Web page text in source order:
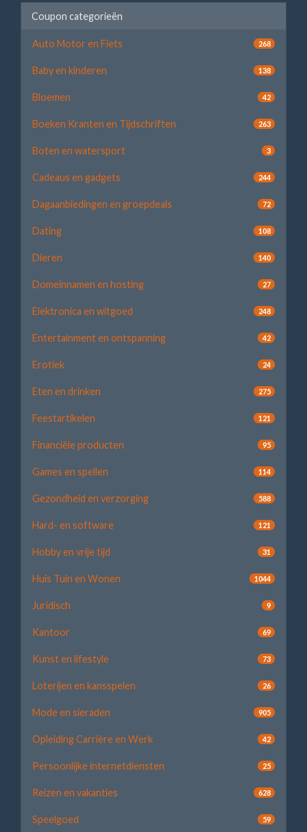
Coupon categorieën
Auto Motor en Fiets 268
Baby en kinderen 138
Bloemen 42
Boeken Kranten en Tijdschriften 263
Boten en watersport 3
Cadeaus en gadgets 244
Dagaanbiedingen en groepdeals 72
Dating 108
Dieren 140
Domeinnamen en hosting 27
Elektronica en witgoed 248
Entertainment en ontspanning 42
Erotiek 24
Eten en drinken 275
Feestartikelen 121
Financiële producten 95
Games en spellen 114
Gezondheid en verzorging 588
Hard- en software 121
Hobby en vrije tijd 31
Huis Tuin en Wonen 1044
Juridisch 9
Kantoor 69
Kunst en lifestyle 73
Loterijen en kansspelen 26
Mode en sieraden 905
Opleiding Carrière en Werk 42
Persoonlijke internetdiensten 25
Reizen en vakanties 628
Speelgoed 59